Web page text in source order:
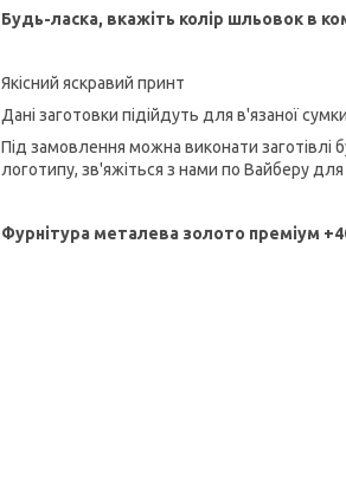
Будь-ласка, вкажіть колір шльовок в
Якісний яскравий принт
Дані заготовки підійдуть для в'язаної
Під замовлення можна виконати заготівлі
логотипу, зв'яжіться з нами по Вайберу
Фурнітура металева золото преміум